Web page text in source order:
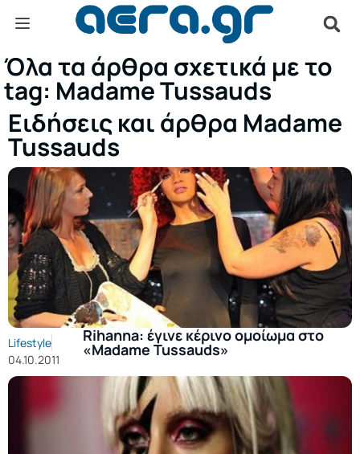
Όλα τα άρθρα σχετικά με το
tag: Madame Tussauds
Ειδήσεις και άρθρα Madame
Tussauds
Lifestyle
04.10.2011
Rihanna: έγινε κέρινο ομοίωμα στο
«Madame Tussauds»